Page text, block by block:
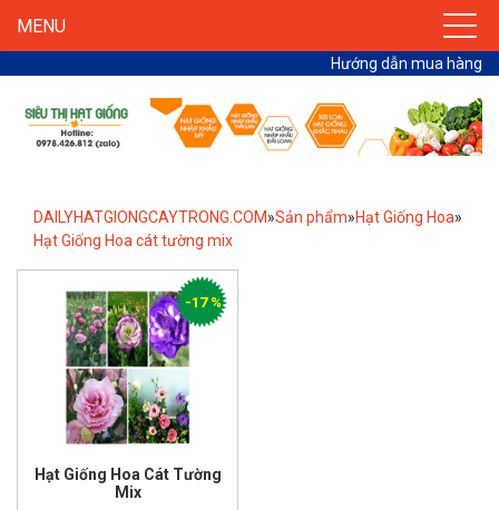
MENU
Hướng dẫn mua hàng
DAILYHATGIONGCAYTRONG.COM»Sản phẩm»Hạt Giống Hoa»
Hạt Giống Hoa cát tường mix
Hạt Giống Hoa Cát Tường
Mix
-17 %